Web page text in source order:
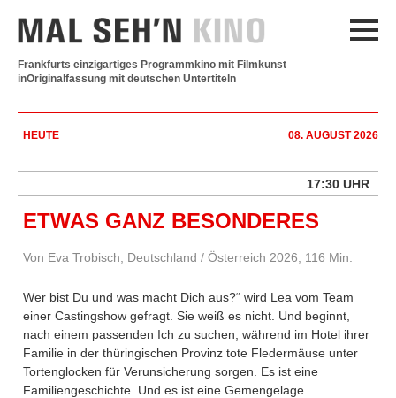
Frankfurts einzigartiges Programmkino mit Filmkunst
inOriginalfassung mit deutschen Untertiteln
HEUTE 08. AUGUST 2026
17:30 UHR
ETWAS GANZ BESONDERES
Von Eva Trobisch, Deutschland / Österreich 2026, 116 Min.
Wer bist Du und was macht Dich aus?“ wird Lea vom Team
einer Castingshow gefragt. Sie weiß es nicht. Und beginnt,
nach einem passenden Ich zu suchen, während im Hotel ihrer
Familie in der thüringischen Provinz tote Fledermäuse unter
Tortenglocken für Verunsicherung sorgen. Es ist eine
Familiengeschichte. Und es ist eine Gemengelage.